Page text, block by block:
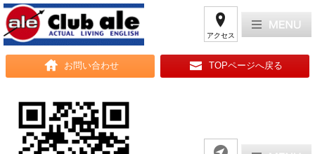
アクセス
お問い合わせ TOPページへ戻る